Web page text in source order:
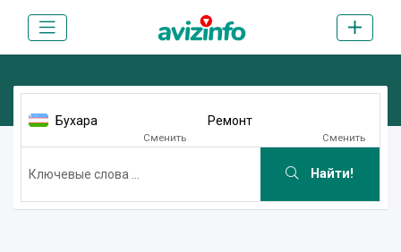
Бухара
Сменить
Ремонт
Сменить
Найти!